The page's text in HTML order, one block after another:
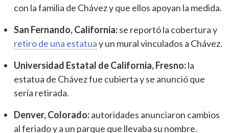
con la familia de Chávez y que ellos apoyan la medida.
San Fernando, California:se reportó la cobertura y
retiro de una estatuay un mural vinculados a Chávez.
Universidad Estatal de California, Fresno:la
estatua de Chávez fue cubierta y se anunció que
sería retirada.
Denver, Colorado:autoridades anunciaron cambios
al feriado y a un parque que llevaba su nombre.